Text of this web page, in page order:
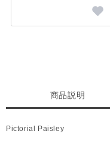
商品説明
Pictorial Paisley